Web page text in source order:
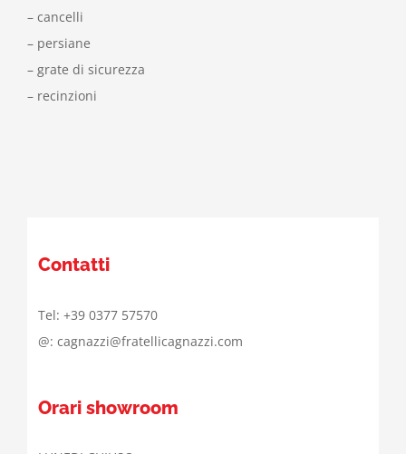
– cancelli
– persiane
– grate di sicurezza
– recinzioni
Contatti
Tel: +39 0377 57570
@: cagnazzi@fratellicagnazzi.com
Orari showroom